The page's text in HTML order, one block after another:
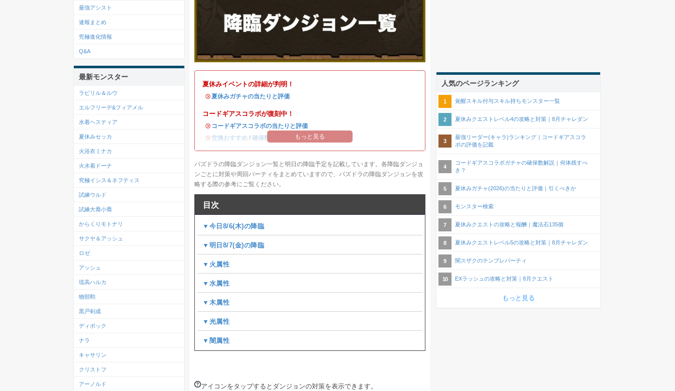
夏休みイベントの詳細が判明！
・夏休みガチャの当たりと評価
コードギアスコラボが復刻中！
・ コードギアスコラボの当たりと評価
・交換おすすめ / 確保数解説 もっと見る
パズドラの降臨ダンジョン一覧と明日の降臨予定を記載しています。各降臨ダンジョ
ンごとに対策や周回パーティをまとめていますので、パズドラの降臨ダンジョンを攻
略する際の参考にご覧ください。
目次
▼今日8/6(木)の降臨
▼明日8/7(金)の降臨
▼火属性
▼水属性
▼木属性
▼光属性
▼闇属性
アイコンをタップするとダンジョンの対策を表示できます。
最強アシスト
速報まとめ
究極進化情報
Q&A
最新モンスター
ラビリル＆ルウ
エルフリーデ&フィアメル
水着ヘスティア
夏休みセッカ
火浴衣ミナカ
火水着ドーナ
究極イシス＆ネフティス
試練ウルド
試練大喬小喬
からくりモトナリ
サクヤ＆アッシュ
ロゼ
アッシュ
琉高ハルカ
物部勲
黒戸剣成
ディボック
ナラ
キャサリン
クリストフ
アーノルド
人気のページランキング
覚醒スキル付与スキル持ちモンスター一覧
夏休みクエストレベル4の攻略と対策｜8月チャレダン
最強リーダー(キャラ)ランキング｜コードギアスコラ
ボの評価を記載
コードギアスコラボガチャの確保数解説｜何体残すべ
き？
夏休みガチャ(2026)の当たりと評価｜引くべきか
モンスター検索
夏休みクエストの攻略と報酬｜魔法石135個
夏休みクエストレベル5の攻略と対策｜8月チャレダン
闇スザクのテンプレパーティ
EXラッシュの攻略と対策｜8月クエスト
もっと見る